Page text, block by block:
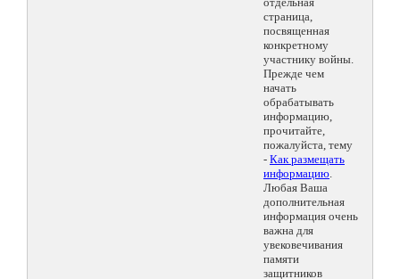
страница,
посвященная
конкретному
участнику войны.
Прежде чем
начать
обрабатывать
информацию,
прочитайте,
пожалуйста, тему
- Как размещать
информацию.
Любая Ваша
дополнительная
информация очень
важна для
увековечивания
памяти
защитников